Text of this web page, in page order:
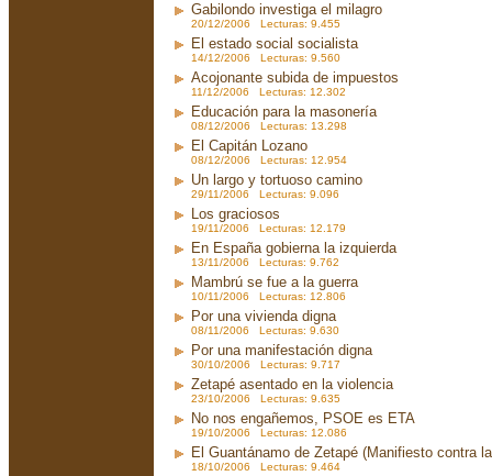
Gabilondo investiga el milagro
20/12/2006 Lecturas: 9.455
El estado social socialista
14/12/2006 Lecturas: 9.560
Acojonante subida de impuestos
11/12/2006 Lecturas: 12.302
Educación para la masonería
08/12/2006 Lecturas: 13.298
El Capitán Lozano
08/12/2006 Lecturas: 12.954
Un largo y tortuoso camino
29/11/2006 Lecturas: 9.096
Los graciosos
19/11/2006 Lecturas: 12.179
En España gobierna la izquierda
13/11/2006 Lecturas: 9.762
Mambrú se fue a la guerra
10/11/2006 Lecturas: 12.806
Por una vivienda digna
08/11/2006 Lecturas: 9.630
Por una manifestación digna
30/10/2006 Lecturas: 9.717
Zetapé asentado en la violencia
23/10/2006 Lecturas: 9.635
No nos engañemos, PSOE es ETA
19/10/2006 Lecturas: 12.086
El Guantánamo de Zetapé (Manifiesto contra
18/10/2006 Lecturas: 9.464